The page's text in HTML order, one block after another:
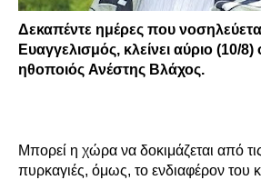
Δεκαπέντε ημέρες που
Ευαγγελισμός, κλείνει αύριο (10/
ηθοποιός Ανέστης Βλάχος.
Μπορεί η χώρα να δοκιμάζεται από
πυρκαγιές, όμως, το ενδιαφέρον του